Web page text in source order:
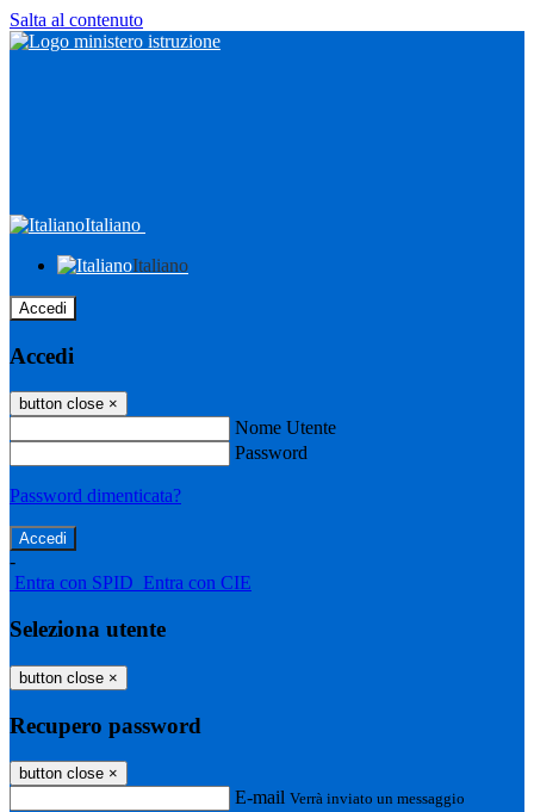
Salta al contenuto
Italiano
Italiano
Accedi
Accedi
button close ×
Nome Utente
Password
Password dimenticata?
-
Entra con SPID Entra con CIE
Seleziona utente
button close ×
Recupero password
button close ×
E-mail Verrà inviato un messaggio